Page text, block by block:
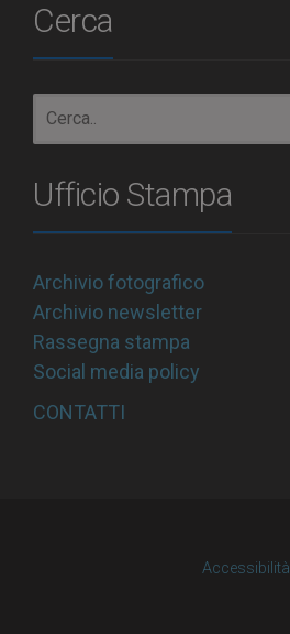
Cerca
Ufficio Stampa
Archivio fotografico
Archivio newsletter
Rassegna stampa
Social media policy
CONTATTI
Accessibilità